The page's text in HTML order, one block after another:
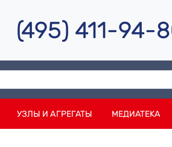
(495) 411-94-
УЗЛЫ И АГРЕГАТЫ МЕДИАТЕКА